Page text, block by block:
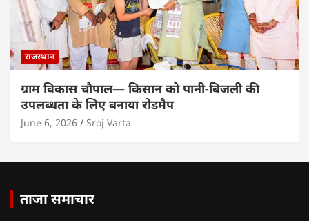
राजस्थान
ग्राम विकास चौपाल— किसान को पानी-बिजली की
उपलब्धता के लिए बनाया रोडमैप
June 6, 2026 Sroj Varta
ताजा समाचार